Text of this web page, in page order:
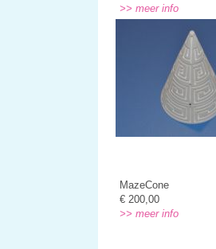
>> meer info
MazeCone
€ 200,00
>> meer info